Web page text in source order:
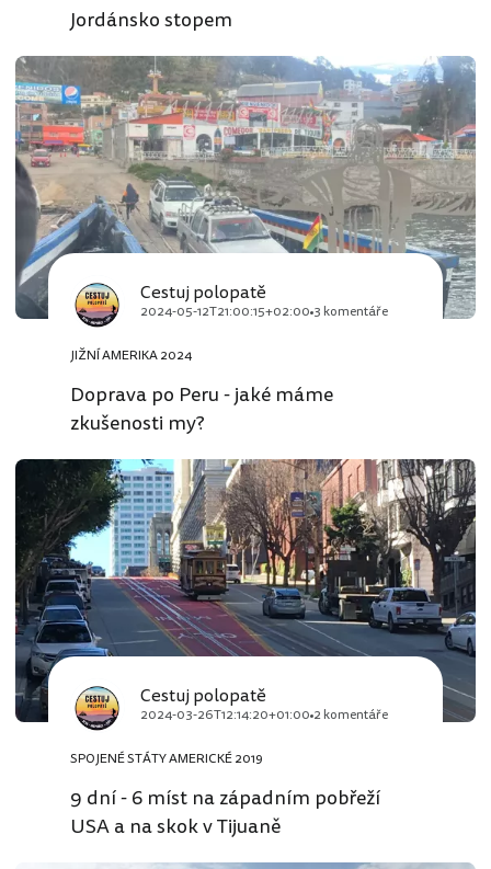
Jordánsko stopem
Cestuj polopatě
2024-05-12T21:00:15+02:00 3 komentáře
JIŽNÍ AMERIKA 2024
Doprava po Peru - jaké máme
zkušenosti my?
Cestuj polopatě
2024-03-26T12:14:20+01:00 2 komentáře
SPOJENÉ STÁTY AMERICKÉ 2019
9 dní - 6 míst na západním pobřeží
USA a na skok v Tijuaně